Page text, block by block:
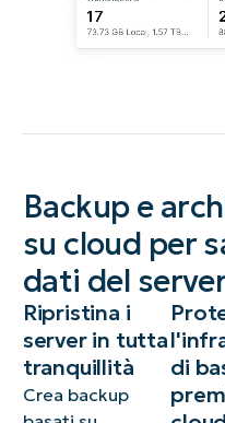
Backup e
su cloud per
dati del
Ripristina i
server in tutta
tranquillità
Crea backup
di